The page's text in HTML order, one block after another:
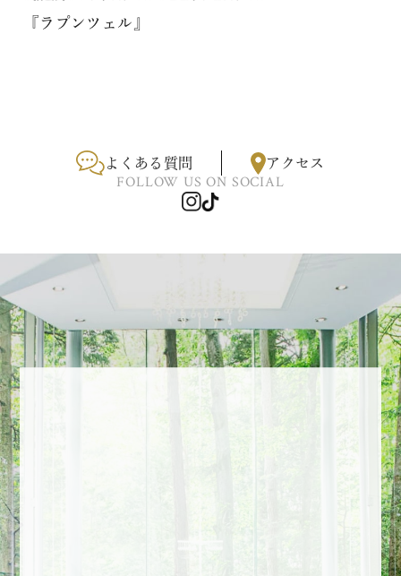
『ラプンツェル』
よくある質問 アクセス
FOLLOW US ON SOCIAL